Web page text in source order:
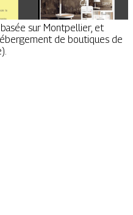
sur Montpellier, et
de boutiques de